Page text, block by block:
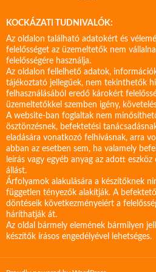
KOCKÁZATI TUDNIVALÓK:
Az oldalon található adatokért és
felelősséget az üzemeltetők nem
felelősségére használja.
Az oldalon fellelhető adatok,
tájékoztató jellegűek, nem tekinthetők
felhasználásából eredő károkért
üzemeltetőkkel szemben igény,
A website-ban foglaltak nem
ösztönzésnek, befektetési
eladására vonatkozó felhívásnak, arra
abban az esetben sem, ha valamely
leírás vagy egyéb anyag az adott
állást.
Árfolyamok alakulására a készítőknek
független tényezők alakítják. A
döntéseik következményeiért a
háríthatják át.
Az oldal bármely elemének bármilyen
készítők írásos engedélyével lehetséges.